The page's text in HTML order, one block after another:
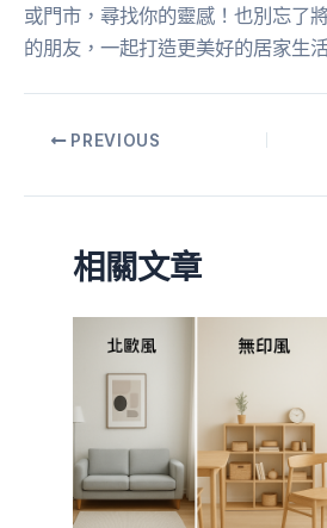
或門市，尋找你的靈感！也別忘了
的朋友，一起打造更美好的居家生活
PREVIOUS
相關文章